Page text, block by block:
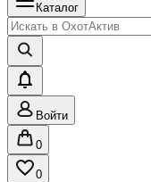
Каталог
Войти
0
0